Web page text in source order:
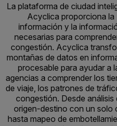
La plataforma de ciudad
Acyclica proporciona la
información y la
necesarias para
congestión. Acyclica
montañas de datos en
procesable para ayudar a
agencias a comprender los
de viaje, los patrones de
congestión. Desde análisis
origen-destino con un solo
hasta mapeo de